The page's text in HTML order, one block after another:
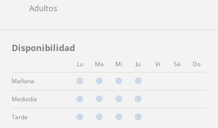
Adultos
Disponibilidad
Lu Ma Mi Ju Vi Sá Do
Mañana
Mediodía
Tarde